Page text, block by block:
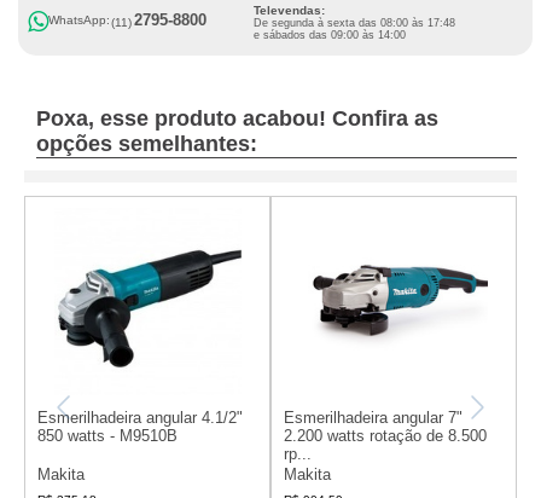
WhatsApp:(11)2795-8800
Televendas:
De segunda à sexta das 08:00 às 17:48
e sábados das 09:00 às 14:00
Poxa, esse produto acabou! Confira as
opções semelhantes:
Esmerilhadeira angular 4.1/2"
850 watts - M9510B
Makita
Esmerilhadeira angular 7"
2.200 watts rotação de 8.500
rp...
Makita